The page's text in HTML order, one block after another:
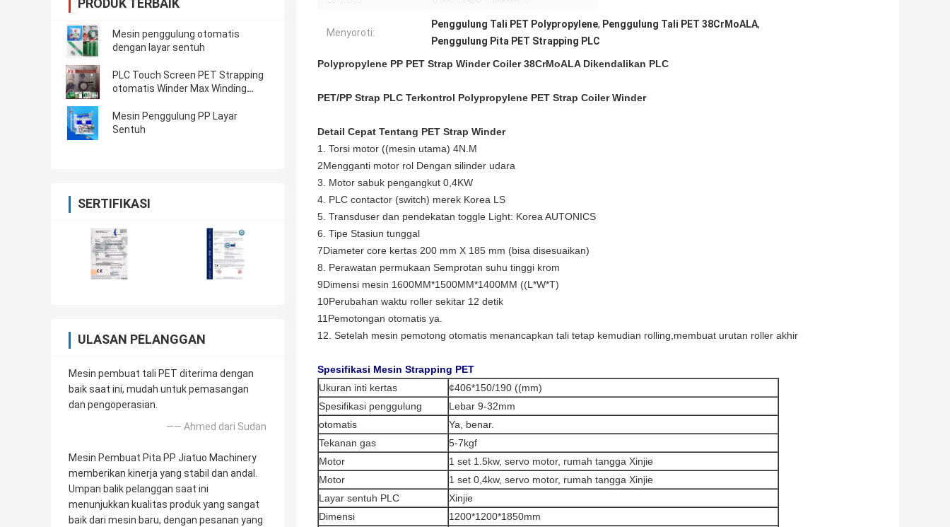
PRODUK TERBAIK
Mesin penggulung otomatis
dengan layar sentuh
PLC Touch Screen PET Strapping
otomatis Winder Max Winding
Mesin Penggulung PP Layar
Sentuh
SERTIFIKASI
ULASAN PELANGGAN
Mesin pembuat tali PET diterima dengan
baik saat ini, mudah untuk pemasangan
dan pengoperasian.
—— Ahmed dari Sudan
Mesin Pembuat Pita PP Jiatuo Machinery
memberikan kinerja yang stabil dan andal.
Umpan balik pelanggan saat ini
menunjukkan kualitas produk yang sangat
baik dari mesin baru, dengan pesanan yang
Menyoroti:
Penggulung Tali PET Polypropylene, Penggulung Tali PET 38CrMoALA,
Penggulung Pita PET Strapping PLC
Polypropylene PP PET Strap Winder Coiler 38CrMoALA Dikendalikan PLC
PET/PP Strap PLC Terkontrol Polypropylene PET Strap Coiler Winder
Detail Cepat Tentang PET Strap Winder
1. Torsi motor ((mesin utama) 4N.M
2Mengganti motor rol Dengan silinder udara
3. Motor sabuk pengangkut 0,4KW
4. PLC contactor (switch) merek Korea LS
5. Transduser dan pendekatan toggle Light: Korea AUTONICS
6. Tipe Stasiun tunggal
7Diameter core kertas 200 mm X 185 mm (bisa disesuaikan)
8. Perawatan permukaan Semprotan suhu tinggi krom
9Dimensi mesin 1600MM*1500MM*1400MM ((L*W*T)
10Perubahan waktu roller sekitar 12 detik
11Pemotongan otomatis ya.
12. Setelah mesin pemotong otomatis menancapkan tali tetap kemudian rolling,membuat urutan roller akhir
Spesifikasi Mesin Strapping PET
Ukuran inti kertas
¢406*150/190 ((mm)
Spesifikasi penggulung
Lebar 9-32mm
otomatis
Ya, benar.
Tekanan gas
5-7kgf
Motor
1 set 1.5kw, servo motor, rumah tangga Xinjie
Motor
1 set 0,4kw, servo motor, rumah tangga Xinjie
Layar sentuh PLC
Xinjie
Dimensi
1200*1200*1850mm